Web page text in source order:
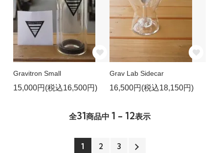
Gravitron Small
15,000円(税込16,500円)
Grav Lab Sidecar
16,500円(税込18,150円)
全31商品中 1 - 12表示
1 2 3